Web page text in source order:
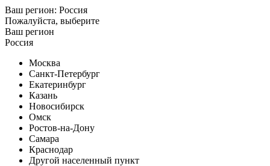
Ваш регион: Россия
Пожалуйста, выберите
Ваш регион
Россия
Москва
Санкт-Петербург
Екатеринбург
Казань
Новосибирск
Омск
Ростов-на-Дону
Самара
Краснодар
Другой населенный пункт